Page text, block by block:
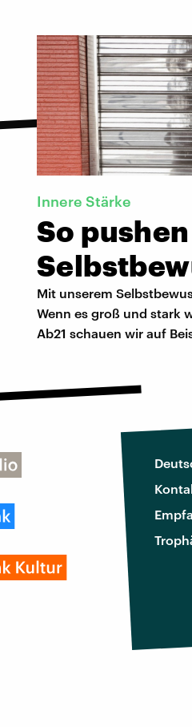
Innere Stärke
So
Mit unserem
Wenn es groß und stark
Ab21 schauen wir auf